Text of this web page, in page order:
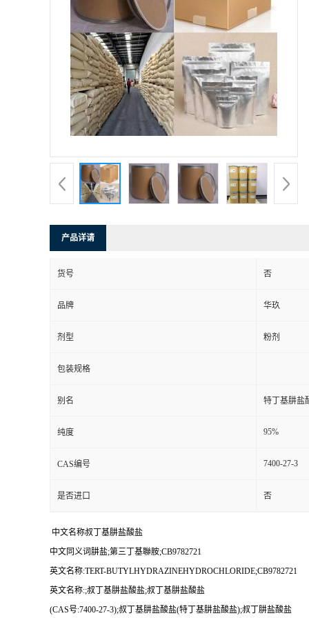
产品详请
货号 否
品牌 华玖
剂型 粉剂
包装规格
别名 特丁基肼盐
纯度 95%
CAS编号 7400-27-3
是否进口 否
中文名称叔丁基肼盐酸盐
中文同义词肼盐;第三丁基聯胺;CB9782721
英文名称:TERT-BUTYLHYDRAZINEHYDROCHLORIDE;CB9782721
英文名称:;叔丁基肼盐酸盐;叔丁基肼盐酸盐
(CAS号:7400-27-3);叔丁基肼盐酸盐(特丁基肼盐酸盐);叔丁肼盐酸盐